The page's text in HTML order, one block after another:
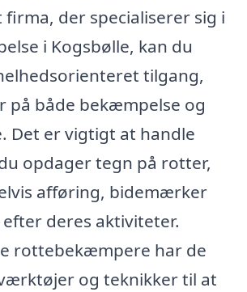
der specialiserer sig i
i Kogsbølle, kan du
tilgang,
på både bekæmpelse og
Det er vigtigt at handle
opdager tegn på rotter,
afføring, bidemærker
deres aktiviteter.
rottebekæmpere har de
og teknikker til at